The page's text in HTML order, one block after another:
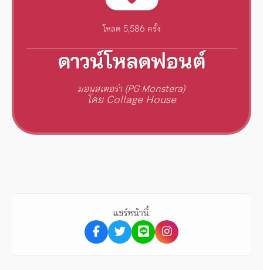
โหลด 5,586 ครั้ง
ดาวน์โหลดฟอนต์
มอนสเตอร่า (PG Monstera)
โดย Collage House
แชร์หน้านี้: